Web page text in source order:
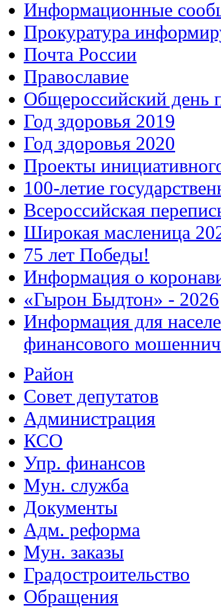
Информационные
Прокуратура
Почта России
Православие
Общероссийский день
Год здоровья 2019
Год здоровья 2020
Проекты
100-летие
Всероссийская
Широкая масленица
75 лет Победы!
Информация о
«Гырон Быдтон» - 2026
Информация для
финансового
Район
Совет депутатов
Администрация
КСО
Упр. финансов
Мун. служба
Документы
Адм. реформа
Мун. заказы
Градостроительство
Обращения